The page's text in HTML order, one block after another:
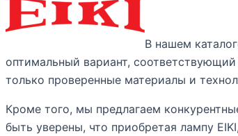
В нашем
оптимальный вариант,
только проверенные материалы и
Кроме того, мы предлагаем
быть уверены, что приобретая лампу